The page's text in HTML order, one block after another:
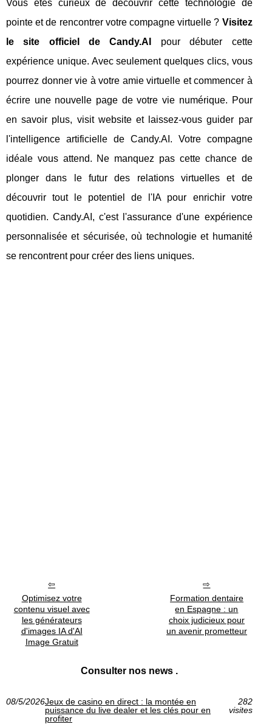
Vous êtes curieux de découvrir cette technologie de
pointe et de rencontrer votre compagne virtuelle ? Visitez
le site officiel de Candy.AI
pour débuter cette
expérience unique. Avec seulement quelques clics, vous
pourrez donner vie à votre amie virtuelle et commencer à
écrire une nouvelle page de votre vie numérique. Pour
en savoir plus, visit website et laissez-vous guider par
l'intelligence artificielle de Candy.AI. Votre compagne
idéale vous attend. Ne manquez pas cette chance de
plonger dans le futur des relations virtuelles et de
découvrir tout le potentiel de l'IA pour enrichir votre
quotidien. Candy.AI, c'est l'assurance d'une expérience
personnalisée et sécurisée, où technologie et humanité
se rencontrent pour créer des liens uniques.
Optimisez votre
contenu visuel avec
les générateurs
d'images IA d'AI
Image Gratuit
Formation dentaire
en Espagne : un
choix judicieux pour
un avenir prometteur
Consulter nos news .
08/5/2026Jeux de casino en direct : la montée en
puissance du live dealer et les clés pour en
profiter
282
visites